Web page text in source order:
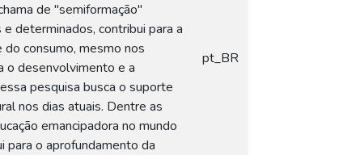
de "semiformação"
determinados, contribui para a
consumo, mesmo nos
o desenvolvimento e a
pesquisa busca o suporte
nos dias atuais. Dentre as
emancipadora no mundo
para o aprofundamento da
pt_BR